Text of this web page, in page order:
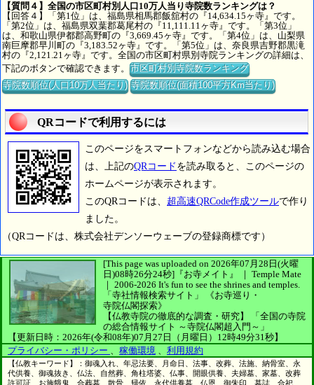
【質問４】全国の市区町村別人口10万人当り寺院数ランキングは？
【回答４】「第1位」は、福島県相馬郡飯舘村の『14,634.15ヶ寺』です。
「第2位」は、福島県双葉郡葛尾村の『11,111.11ヶ寺』です。「第3位」
は、和歌山県伊都郡高野町の『3,669.45ヶ寺』です。「第4位」は、山梨県
南巨摩郡早川町の『3,183.52ヶ寺』です。「第5位」は、奈良県吉野郡黒滝
村の『2,121.21ヶ寺』です。全国の市区町村県別寺院ランキングの詳細は、
下記のボタンで確認できます。市区町村別寺院数ランキング
寺院数順位(人口10万人当たり) 寺院数順位(面積100平方Km当たり)
QRコードで利用するには
このページをスマートフォンなどから読み込む場合
は、上記のQRコード を読み取ると、このページの
ホームページが表示されます。
このQRコードは、 超高速QRCode作成ツールで作り
ました。
（QRコードは、株式会社デンソーウェーブの登録商標です）
[This page was uploaded on 2026年07月28日(火曜
日)08時26分24秒] 『お寺メイト』 ｜ Temple Mate
｜ 2006-2026 It's fun to see the shrines and temples.
「寺社情報検索サイト」
《お寺巡り・
寺院仏閣探索》
【仏教寺院の徹底的な調査・研究】
「全国の寺院
の総合情報サイト ～寺院仏閣超入門～」
【更新日時：2026年(令和08年)07月27日（月曜日）12時49分31秒】
プライバシー・ポリシー 、 稼働環境 、 利用規約
【仏教キーワード】：御魂入れ、年忌法要、月命日、法事、改葬、法施、納骨室、永
代供養、御魂抜き、仏法、自然葬、角柱塔婆、仏事、開眼供養、夫婦墓、家墓、改葬
許可証、お施餓鬼、合葬墓、散骨、帰依、永代供養墓、仏恩、御朱印、墓誌、合祀